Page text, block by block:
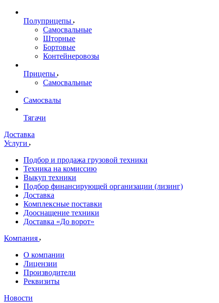
Полуприцепы
Самосвальные
Шторные
Бортовые
Контейнеровозы
Прицепы
Самосвальные
Самосвалы
Тягачи
Доставка
Услуги
Подбор и продажа грузовой техники
Техника на комиссию
Выкуп техники
Подбор финансирующей организации (лизинг)
Доставка
Комплексные поставки
Дооснащение техники
Доставка «До ворот»
Компания
О компании
Лицензии
Производители
Реквизиты
Новости